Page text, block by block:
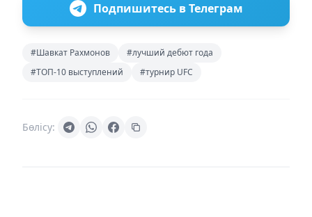
Подпишитесь в Телеграм
#Шавкат Рахмонов
#лучший дебют года
#ТОП-10 выступлений
#турнир UFC
Бөлісу: